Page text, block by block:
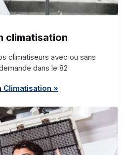
climatisation
climatiseurs avec ou sans
dans le 82
Climatisation »